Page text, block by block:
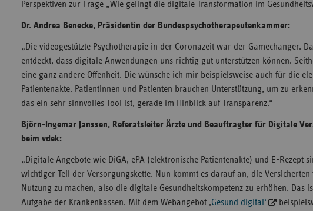
Perspektiven zur Frage „Wie gelingt die digitale Transformation im
Dr. Andrea Benecke, Präsidentin der Bundespsychotherapeutenkammer:
„Die videogestützte Psychotherapie in der Coronazeit war der Gamechanger.
entdeckt, dass digitale Anwendungen uns richtig gut unterstützen können.
eine ganz andere Offenheit. Die wünsche ich mir beispielsweise auch für die
Patientenakte. Patientinnen und Patienten brauchen Unterstützung, um zu
das ein sehr sinnvolles Tool ist, gerade im Hinblick auf Transparenz.“
Björn-Ingemar Janssen, Referatsleiter Ärzte und Beauftragter für Digitale
beim vdek:
„Digitale Angebote wie DiGA, ePA (elektronische Patientenakte) und E-Rezept
wichtiger Teil der Versorgungskette. Nun kommt es darauf an, die
Nutzung zu machen, also die digitale Gesundheitskompetenz zu erhöhen. Das
Aufgabe der Krankenkassen. Mit dem Webangebot ,Gesund digital‘